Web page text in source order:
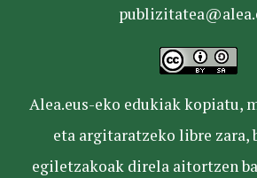
Alea.eus-eko edukiak kopiatu,
eta argitaratzeko libre zara,
egiletzakoak direla aitortzen